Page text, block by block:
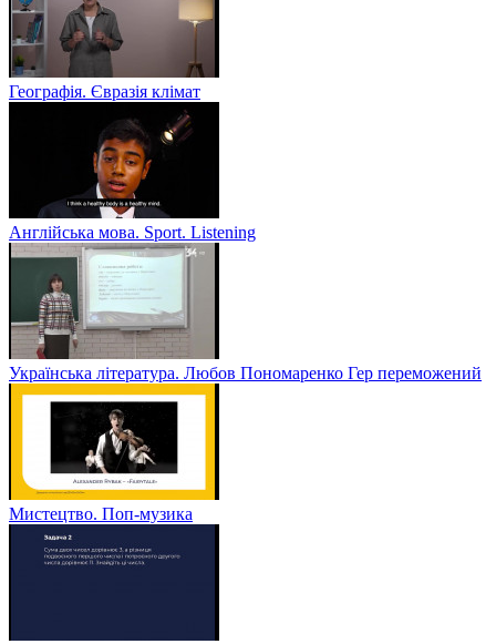
Географія. Євразія клімат
Англійська мова. Sport. Listening
Українська література. Любов Пономаренко Гер переможений
Мистецтво. Поп-музика